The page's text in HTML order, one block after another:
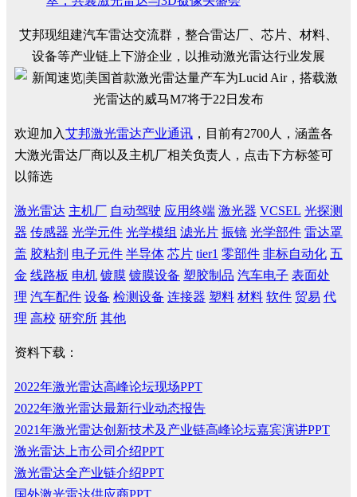
艾邦现组建汽车雷达交流群，整合雷达厂、芯片、材料、
设备等产业链上下游企业，以推动激光雷达行业发展
欢迎加入艾邦激光雷达产业通讯 ，目前有2700人，涵盖各
大激光雷达厂商以及主机厂相关负责人，点击下方标签可
以筛选
激光雷达 主机厂 自动驾驶 应用终端 激光器 VCSEL 光探测
器 传感器 光学元件 光学模组 滤光片 振镜 光学部件 雷达罩
盖 胶粘剂 电子元件 半导体 芯片 tier1 零部件 非标自动化 五
金 线路板 电机 镀膜 镀膜设备 塑胶制品 汽车电子 表面处
理 汽车配件 设备 检测设备 连接器 塑料 材料 软件 贸易 代
理 高校 研究所 其他
资料下载：
2022年激光雷达高峰论坛现场PPT
2022年激光雷达最新行业动态报告
2021年激光雷达创新技术及产业链高峰论坛嘉宾演讲PPT
激光雷达上市公司介绍PPT
激光雷达全产业链介绍PPT
国外激光雷达供应商PPT